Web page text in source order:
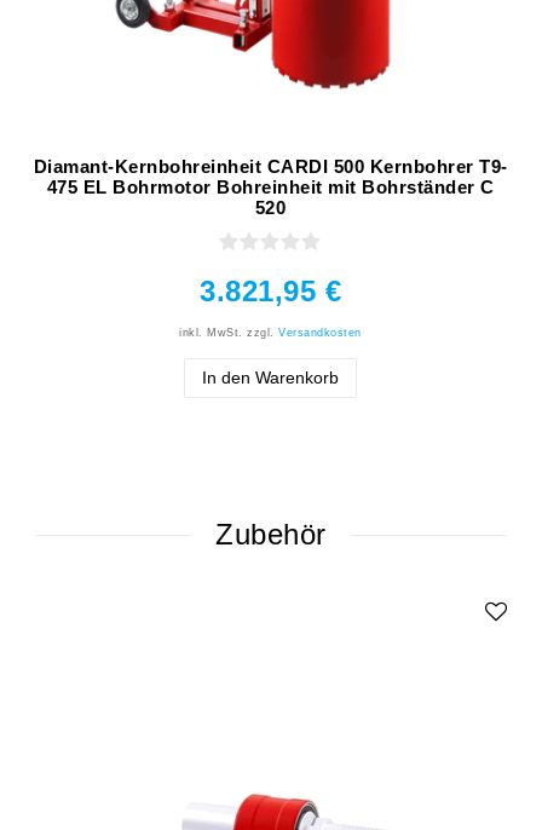
Diamant-Kernbohreinheit CARDI 500 Kernbohrer T9-
475 EL Bohrmotor Bohreinheit mit Bohrständer C
520
3.821,95 €
inkl. MwSt. zzgl.Versandkosten
In den Warenkorb
Zubehör